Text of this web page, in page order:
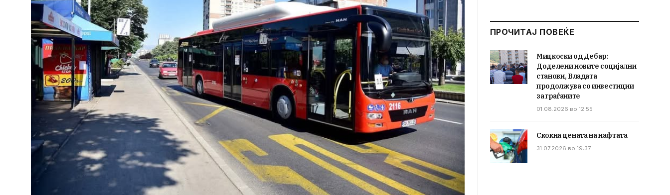
ПРОЧИТАЈ ПОВЕЌЕ
Мицкоски од Дебар:
Доделени новите социјални
станови, Владата
продолжува со инвестиции
за граѓаните
01.08.2026 во 12:55
Скокна цената на нафтата
31.07.2026 во 19:37